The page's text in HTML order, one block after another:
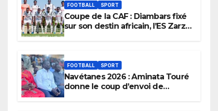
FOOTBALL SPORT
Coupe de la CAF : Diambars fixé
sur son destin africain, l’ES Zarzis
FOOTBALL SPORT
Navétanes 2026 : Aminata Touré
donne le coup d’envoi de